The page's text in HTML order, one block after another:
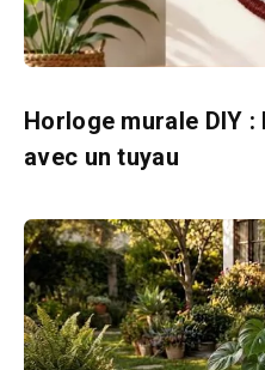
Horloge murale DIY
avec un tuyau